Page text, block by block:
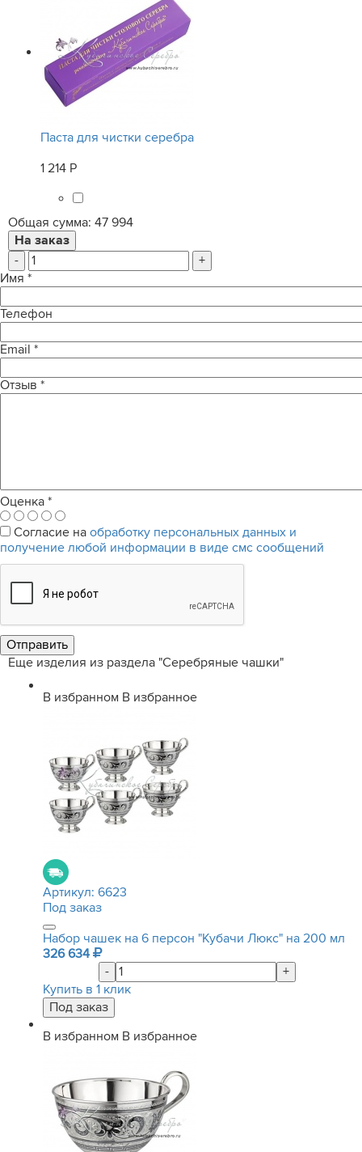
Паста для чистки серебра
1 214 Р
Общая сумма: 47 994
-
+
Имя *
Телефон
Email *
Отзыв *
Оценка *
Согласие на обработку персональных данных и
получение любой информации в виде смс сообщений
Еще изделия из раздела "Серебряные чашки"
В избранном В избранное
Артикул: 6623
Под заказ
Набор чашек на 6 персон "Кубачи Люкс" на 200 мл
326 634
-
+
Купить в 1 клик
В избранном В избранное